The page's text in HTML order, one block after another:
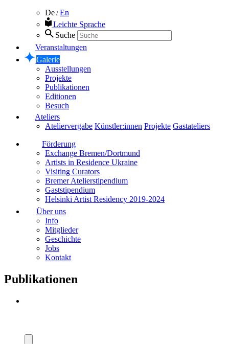
De / En
Leichte Sprache
Suche
Veranstaltungen
Galerie
Ausstellungen
Projekte
Publikationen
Editionen
Besuch
Ateliers
Ateliervergabe Künstler:innen Projekte Gastateliers
Förderung
Exchange Bremen/Dortmund
Artists in Residence Ukraine
Visiting Curators
Bremer Atelierstipendium
Gaststipendium
Helsinki Artist Residency 2019-2024
Über uns
Info
Mitglieder
Geschichte
Jobs
Kontakt
Publikationen